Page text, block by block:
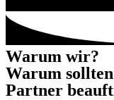
Warum wir?
Warum
Partner